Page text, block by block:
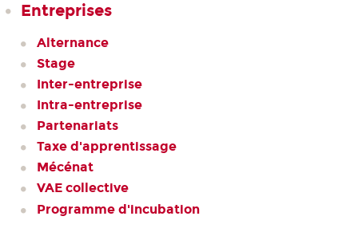
Entreprises
Alternance
Stage
Inter-entreprise
Intra-entreprise
Partenariats
Taxe d'apprentissage
Mécénat
VAE collective
Programme d'incubation